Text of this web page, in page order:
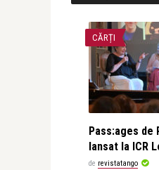
CĂRȚI
Pass:ages de
lansat la ICR
de revistatango